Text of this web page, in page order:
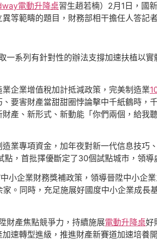
電動升降桌習生趙若楠）2月1日，國新
等範疇的題目，財務部相干擔任人答記
系列有針對性的辦法支撐加速扶植以
企業增值稅加計抵減政策，完美制造業
要害財產當甜甜圈悖論擊中千紙鶴時
產、新形式、新動能「你們兩個，給我
業專項資金，加年夜對新一代信息技
，首批擇優斷定了30個試點城市，領
小企業財務獎補政策，領導晉陞中小
。同時，充足施展好國度中小企業成
財產焦點競爭力，持續施展電動升降桌好
速轉型進級，推進財產新賽道加速培養